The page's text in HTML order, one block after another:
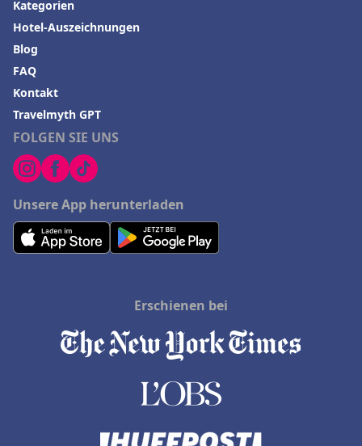
FOLGEN SIE UNS
Unsere App herunterladen
Kategorien
Hotel-Auszeichnungen
Blog
FAQ
Kontakt
Travelmyth GPT
Erschienen bei